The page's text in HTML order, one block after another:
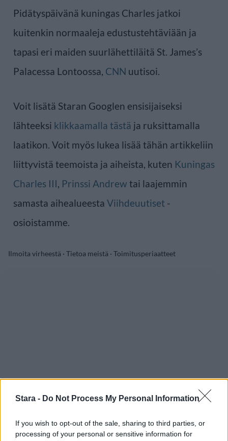
Stara - Do Not Process My Personal Information
If you wish to opt-out of the sale, sharing to third parties, or
processing of your personal or sensitive information for
Pidätyspäivänä kuningas Charles jatkoi
kuitenkin normaaleja edustustehtäviään ja
tapasi eri maiden suurlähettiläitä St. James’s
Palacessa Lontoossa, CNN uutisoi.
Voit lisätä Staran Googlen ensisijaiseksi
lähteeksi klikkaamalla tästä ja ruksittamalla
laatikon. Voit myös lukea lisää tähän artikkeliin
liittyvistä teemoista ja aiheista, kuten Kuningas
Charles III, Prinssi Andrew tai laajemmin
samasta aihealueesta Viihdeuutiset -
osioistamme.
Ilmoita virheestä · Tietoa meistä · Toimitusperiaatteet